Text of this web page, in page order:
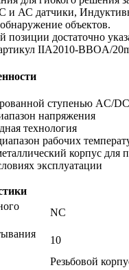
и АС датчики,
объектов.
позиции достаточно
IIA2010-BBOA/
ступенью AC/DC
напряжения
технология
рабочих
корпус для
эксплуатации
NC
10
Резьбовой